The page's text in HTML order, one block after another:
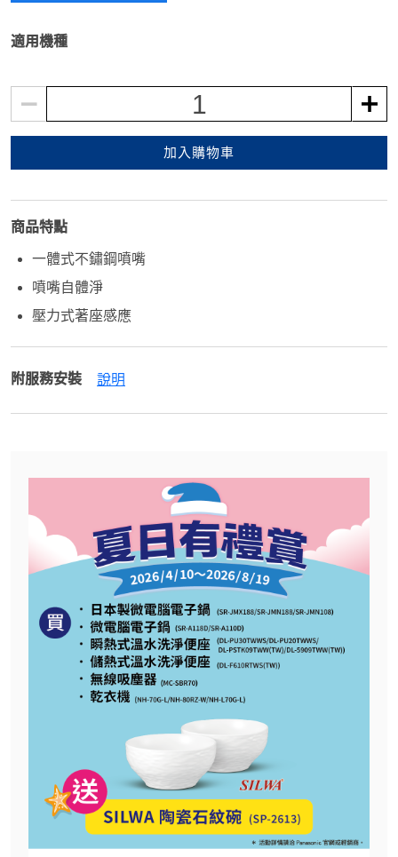
適用機種
1
加入購物車
商品特點
一體式不鏽鋼噴嘴
噴嘴自體淨
壓力式著座感應
附服務安裝 說明